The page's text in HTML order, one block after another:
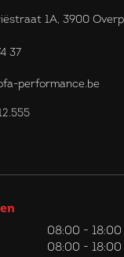
1A, 3900
37
performance.be
08:00 - 18:00
08:00 - 18:00